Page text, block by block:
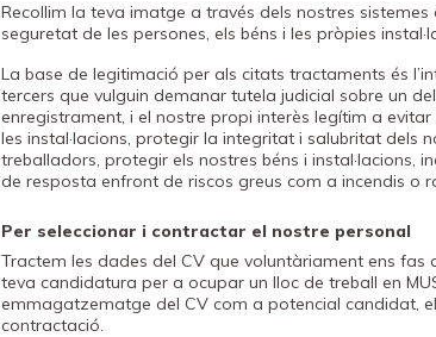
Recollim la teva imatge a través dels nostres
seguretat de les persones, els béns i les pròpies
La base de legitimació per als citats tractaments és
tercers que vulguin demanar tutela judicial sobre un
enregistrament, i el nostre propi interès legítim a
les instal·lacions, protegir la integritat i salubritat dels
treballadors, protegir els nostres béns i instal·lacions,
de resposta enfront de riscos greus com a incendis o
Per seleccionar i contractar el nostre personal
Tractem les dades del CV que voluntàriament ens
teva candidatura per a ocupar un lloc de treball en
emmagatzematge del CV com a potencial candidat,
contractació.